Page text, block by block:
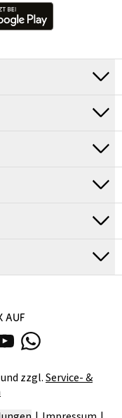
AUF
zzgl.Service- &